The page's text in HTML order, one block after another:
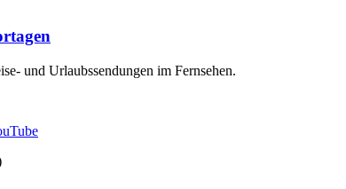
und Urlaubssendungen im Fernsehen.